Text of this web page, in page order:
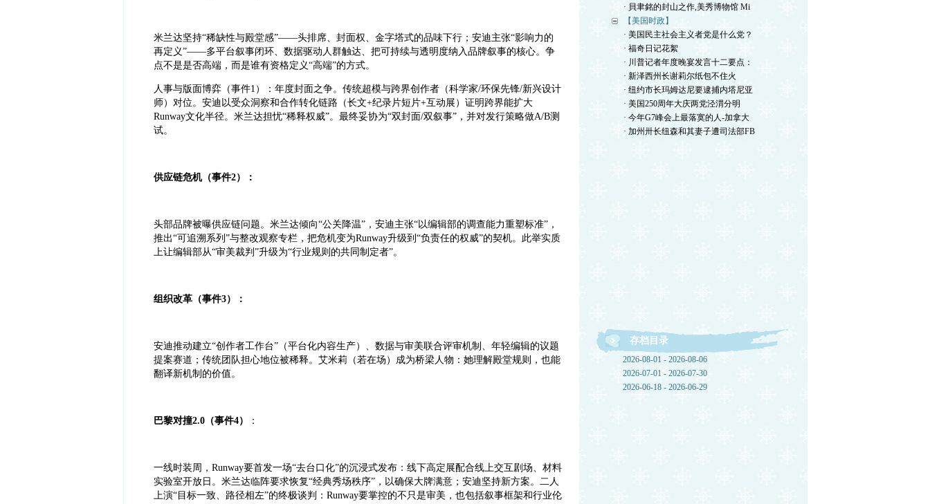
米兰达坚持“稀缺性与殿堂感”——头排席、封面权、金字塔式的品味下行；安迪主张“影响力的
再定义”——多平台叙事闭环、数据驱动人群触达、把可持续与透明度纳入品牌叙事的核心。争
点不是是否高端，而是谁有资格定义“高端”的方式。
人事与版面博弈（事件1）：年度封面之争。传统超模与跨界创作者（科学家/环保先锋/新兴设计
师）对位。安迪以受众洞察和合作转化链路（长文+纪录片短片+互动展）证明跨界能扩大
Runway文化半径。米兰达担忧“稀释权威”。最终妥协为“双封面/双叙事”，并对发行策略做A/B测
试。
供应链危机（事件2）：
头部品牌被曝供应链问题。米兰达倾向“公关降温”，安迪主张“以编辑部的调查能力重塑标准”，
推出“可追溯系列”与整改观察专栏，把危机变为Runway升级到“负责任的权威”的契机。此举实质
上让编辑部从“审美裁判”升级为“行业规则的共同制定者”。
组织改革（事件3）：
安迪推动建立“创作者工作台”（平台化内容生产）、数据与审美联合评审机制、年轻编辑的议题
提案赛道；传统团队担心地位被稀释。艾米莉（若在场）成为桥梁人物：她理解殿堂规则，也能
翻译新机制的价值。
巴黎对撞2.0（事件4） ：
一线时装周，Runway要首发一场“去台口化”的沉浸式发布：线下高定展配合线上交互剧场、材料
实验室开放日。米兰达临阵要求恢复“经典秀场秩序”，以确保大牌满意；安迪坚持新方案。二人
上演“目标一致、路径相左”的终极谈判：Runway要掌控的不只是审美，也包括叙事框架和行业伦
· 貝聿銘的封山之作,美秀博物馆 Mi
【美国时政】
· 美国民主社会主义者党是什么党？
· 福奇日记花絮
· 川普记者年度晚宴发言十二要点：
· 新泽西州长谢莉尔纸包不住火
· 纽约市长玛姆达尼要逮捕内塔尼亚
· 美国250周年大庆两党泾渭分明
· 今年G7峰会上最落寞的人-加拿大
· 加州卅长纽森和其妻子遭司法部FB
存档目录
2026-08-01 - 2026-08-06
2026-07-01 - 2026-07-30
2026-06-18 - 2026-06-29